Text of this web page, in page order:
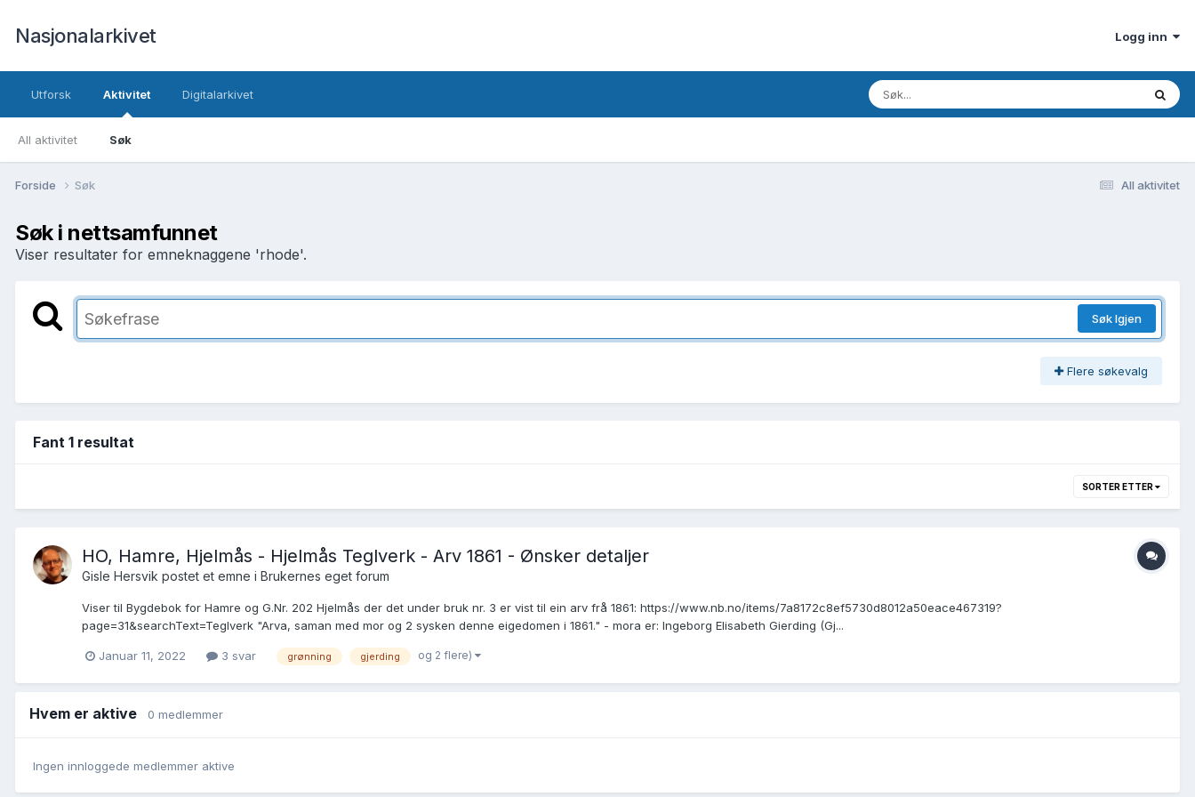
Nasjonalarkivet Logg inn
Utforsk Aktivitet
All aktivitet Søk
Digitalarkivet
All aktivitet
Forside Søk
Søk i nettsamfunnet
Viser resultater for emneknaggene 'rhode'.
Søk Igjen
Flere søkevalg
Fant 1 resultat
SORTER ETTER
HO, Hamre, Hjelmås - Hjelmås Teglverk - Arv 1861 - Ønsker detaljer
Gisle Hersvik postet et emne i Brukernes eget forum
Viser til Bygdebok for Hamre og G.Nr. 202 Hjelmås der det under bruk nr. 3 er vist til ein arv frå 1861: https://www.nb.no/items/7a8172c8ef5730d8012a50eace467319?
page=31&searchText=Teglverk "Arva, saman med mor og 2 sysken denne eigedomen i 1861." - mora er: Ingeborg Elisabeth Gierding (Gj...
Januar 11, 2022 3 svar grønning gjerding og 2 flere)
Hvem er aktive 0 medlemmer
Ingen innloggede medlemmer aktive